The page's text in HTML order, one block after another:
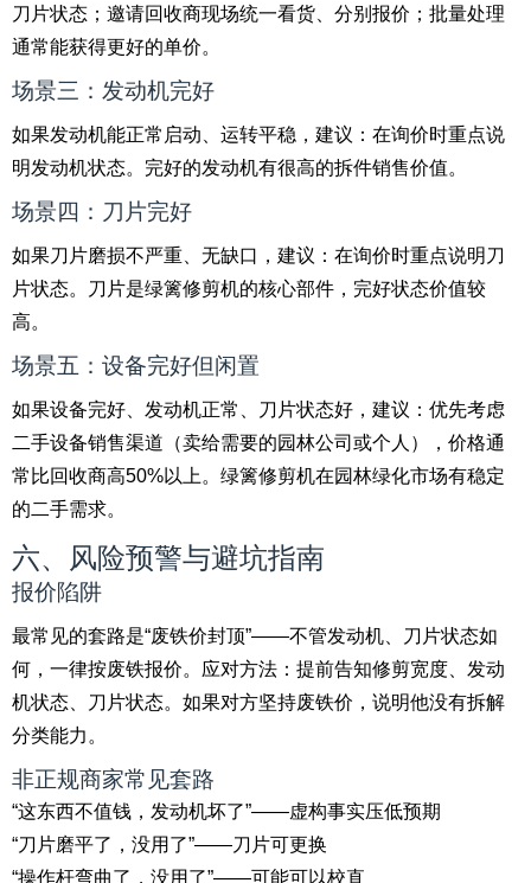
刀片状态；邀请回收商现场统一看货、分别报价；批量处理
通常能获得更好的单价。
场景三：发动机完好
如果发动机能正常启动、运转平稳，建议：在询价时重点说
明发动机状态。完好的发动机有很高的拆件销售价值。
场景四：刀片完好
如果刀片磨损不严重、无缺口，建议：在询价时重点说明刀
片状态。刀片是绿篱修剪机的核心部件，完好状态价值较
高。
场景五：设备完好但闲置
如果设备完好、发动机正常、刀片状态好，建议：优先考虑
二手设备销售渠道（卖给需要的园林公司或个人），价格通
常比回收商高50%以上。绿篱修剪机在园林绿化市场有稳定
的二手需求。
六、风险预警与避坑指南
报价陷阱
最常见的套路是“废铁价封顶”——不管发动机、刀片状态如
何，一律按废铁报价。应对方法：提前告知修剪宽度、发动
机状态、刀片状态。如果对方坚持废铁价，说明他没有拆解
分类能力。
非正规商家常见套路
“这东西不值钱，发动机坏了”——虚构事实压低预期
“刀片磨平了，没用了”——刀片可更换
“操作杆弯曲了，没用了”——可能可以校直